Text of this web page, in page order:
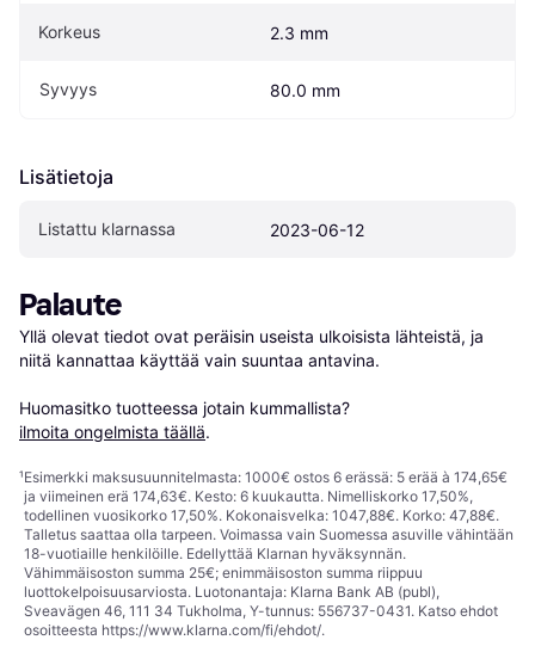
Korkeus 2.3 mm
Syvyys 80.0 mm
Lisätietoja
Listattu klarnassa 2023-06-12
Palaute
Yllä olevat tiedot ovat peräisin useista ulkoisista lähteistä, ja
niitä kannattaa käyttää vain suuntaa antavina.
Huomasitko tuotteessa jotain kummallista?
ilmoita ongelmista täällä.
¹Esimerkki maksusuunnitelmasta: 1000€ ostos 6 erässä: 5 erää à 174,65€
ja viimeinen erä 174,63€. Kesto: 6 kuukautta. Nimelliskorko 17,50%,
todellinen vuosikorko 17,50%. Kokonaisvelka: 1047,88€. Korko: 47,88€.
Talletus saattaa olla tarpeen. Voimassa vain Suomessa asuville vähintään
18-vuotiaille henkilöille. Edellyttää Klarnan hyväksynnän.
Vähimmäisoston summa 25€; enimmäisoston summa riippuu
luottokelpoisuusarviosta. Luotonantaja: Klarna Bank AB (publ),
Sveavägen 46, 111 34 Tukholma, Y-tunnus: 556737-0431. Katso ehdot
osoitteesta https://www.klarna.com/fi/ehdot/.